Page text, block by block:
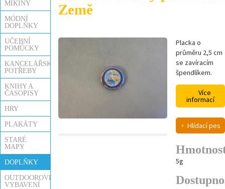
MIKINY
MÓDNÍ
DOPLŇKY
UČEBNÍ
POMŮCKY
KANCELÁŘSKÉ
POTŘEBY
KNIHY A
ČASOPISY
HRY
PLAKÁTY
STARÉ
MAPY
DOPLŇKY
OUTDOOROVÉ
VYBAVENÍ
Země
Placka o
průměru 2,5 cm
se zavíracím
špendlíkem.
Více
informací
Hlídací pes
5g